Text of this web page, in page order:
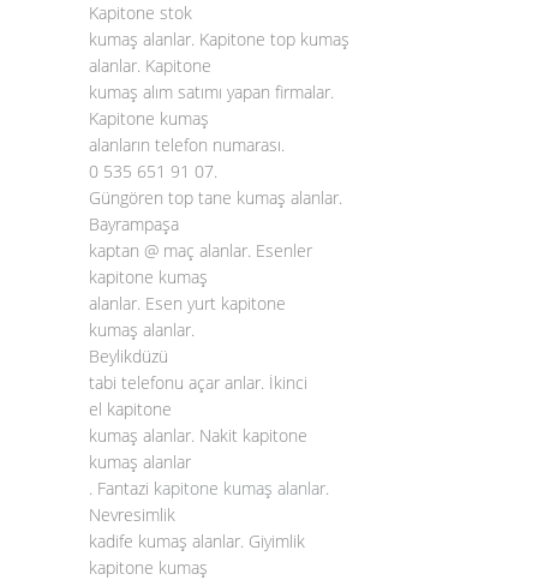
Kapitone stok
kumaş alanlar. Kapitone top kumaş
alanlar. Kapitone
kumaş alım satımı yapan firmalar.
Kapitone kumaş
alanların telefon numarası.
0 535 651 91 07.
Güngören top tane kumaş alanlar.
Bayrampaşa
kaptan @ maç alanlar. Esenler
kapitone kumaş
alanlar. Esen yurt kapitone
kumaş alanlar.
Beylikdüzü
tabi telefonu açar anlar. İkinci
el kapitone
kumaş alanlar. Nakit kapitone
kumaş alanlar
. Fantazi kapitone kumaş alanlar.
Nevresimlik
kadife kumaş alanlar. Giyimlik
kapitone kumaş